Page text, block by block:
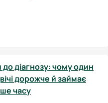
діагнозу: чому один
дорожче й займає
часу